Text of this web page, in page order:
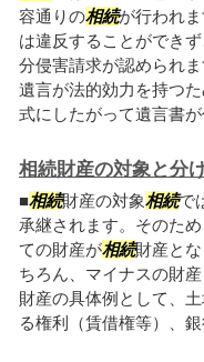
容通りの相続が行われ
は違反することができ
分侵害請求が認められ
遺言が法的効力を持つ
式にしたがって遺言書
相続財産の対象と分
■相続財産の対象相続で
承継されます。そのた
ての財産が相続財産と
ちろん、マイナスの財産
財産の具体例として、
る権利（賃借権等）、